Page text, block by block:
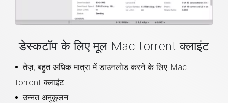
डेस्कटॉप के लिए मूल Mac torrent क्लाइंट
तेज़, बहुत अधिक मात्रा में डाउनलोड करने के लिए Mac
torrent क्लाइंट
उन्नत अनुकूलन